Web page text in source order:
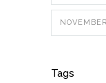
Tags